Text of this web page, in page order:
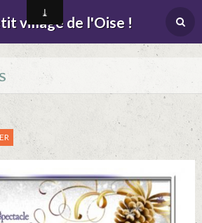
village de l'Oise !